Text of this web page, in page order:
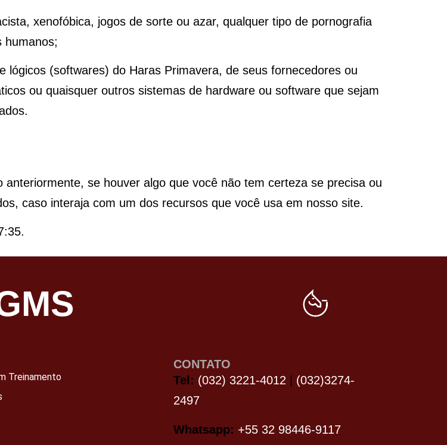
xenofóbica, jogos de sorte ou azar, qualquer tipo de pornografia
humanos;
(softwares) do Haras Primavera, de seus fornecedores ou
ou quaisquer outros sistemas de hardware ou software que sejam
se houver algo que você não tem certeza se precisa ou
caso interaja com um dos recursos que você usa em nosso site.
Treinamento
CONTATO
Tel: (032) 3221-4012
(032)3274-
2497
Whatsapp: +55 32 98446‑9117